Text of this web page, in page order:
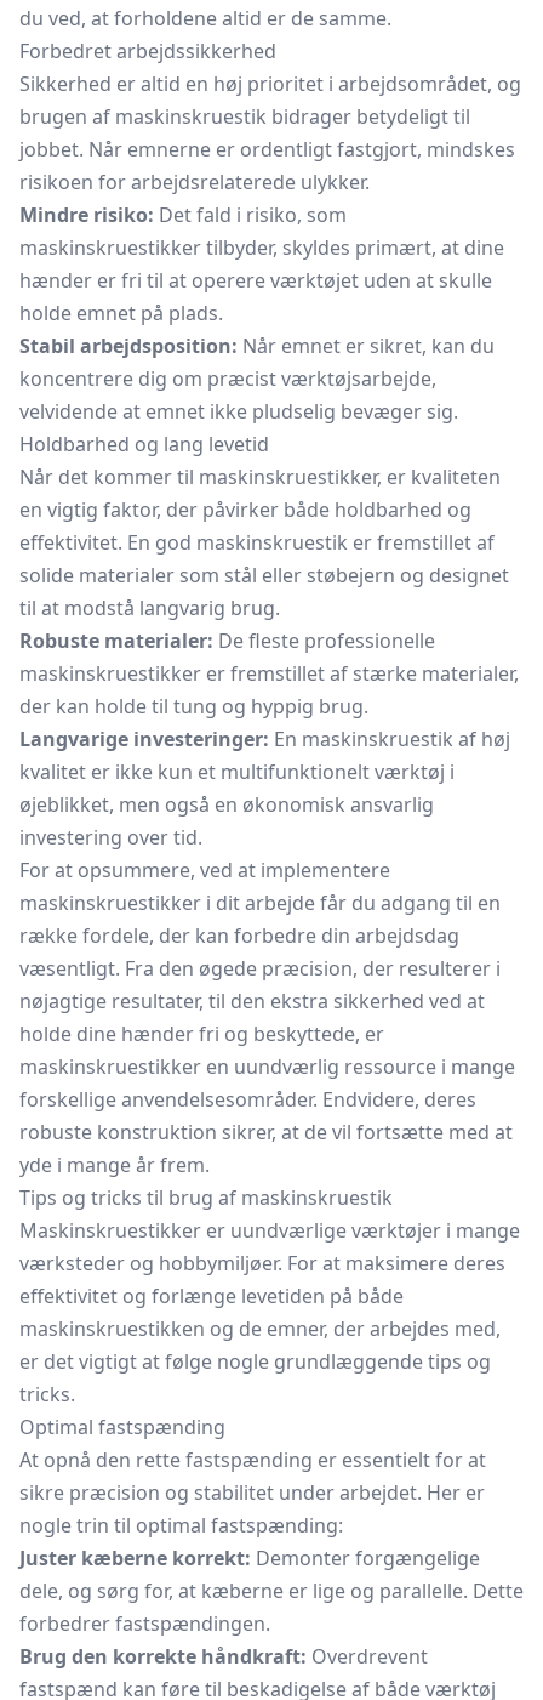
du ved, at forholdene altid er de samme.
Forbedret arbejdssikkerhed
Sikkerhed er altid en høj prioritet i arbejdsområdet, og
brugen af maskinskruestik bidrager betydeligt til
jobbet. Når emnerne er ordentligt fastgjort, mindskes
risikoen for arbejdsrelaterede ulykker.
Mindre risiko: Det fald i risiko, som
maskinskruestikker tilbyder, skyldes primært, at dine
hænder er fri til at operere værktøjet uden at skulle
holde emnet på plads.
Stabil arbejdsposition: Når emnet er sikret, kan du
koncentrere dig om præcist værktøjsarbejde,
velvidende at emnet ikke pludselig bevæger sig.
Holdbarhed og lang levetid
Når det kommer til maskinskruestikker, er kvaliteten
en vigtig faktor, der påvirker både holdbarhed og
effektivitet. En god maskinskruestik er fremstillet af
solide materialer som stål eller støbejern og designet
til at modstå langvarig brug.
Robuste materialer: De fleste professionelle
maskinskruestikker er fremstillet af stærke materialer,
der kan holde til tung og hyppig brug.
Langvarige investeringer: En maskinskruestik af høj
kvalitet er ikke kun et multifunktionelt værktøj i
øjeblikket, men også en økonomisk ansvarlig
investering over tid.
For at opsummere, ved at implementere
maskinskruestikker i dit arbejde får du adgang til en
række fordele, der kan forbedre din arbejdsdag
væsentligt. Fra den øgede præcision, der resulterer i
nøjagtige resultater, til den ekstra sikkerhed ved at
holde dine hænder fri og beskyttede, er
maskinskruestikker en uundværlig ressource i mange
forskellige anvendelsesområder. Endvidere, deres
robuste konstruktion sikrer, at de vil fortsætte med at
yde i mange år frem.
Tips og tricks til brug af maskinskruestik
Maskinskruestikker er uundværlige værktøjer i mange
værksteder og hobbymiljøer. For at maksimere deres
effektivitet og forlænge levetiden på både
maskinskruestikken og de emner, der arbejdes med,
er det vigtigt at følge nogle grundlæggende tips og
tricks.
Optimal fastspænding
At opnå den rette fastspænding er essentielt for at
sikre præcision og stabilitet under arbejdet. Her er
nogle trin til optimal fastspænding:
Juster kæberne korrekt: Demonter forgængelige
dele, og sørg for, at kæberne er lige og parallelle. Dette
forbedrer fastspændingen.
Brug den korrekte håndkraft: Overdrevent
fastspænd kan føre til beskadigelse af både værktøj